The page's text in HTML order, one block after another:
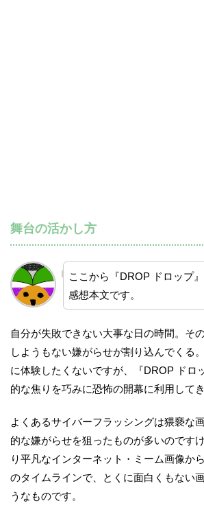
舞台の活かし方
ここから『DROP ドロップ
感想本文です。
自分が失敗できない大事な日の時間。そ
しようもない嫌がらせが割り込んでくる
に体験したくないですが、『DROP ドロ
的な焦りを巧みに恐怖の開幕に利用してき
よくあるサイバーフラッシングは猥褻な
的な嫌がらせを狙ったものが多いのです
り平凡なインターネット・ミーム画像か
のタイムラインで、とくに面白くもない
うなものです。